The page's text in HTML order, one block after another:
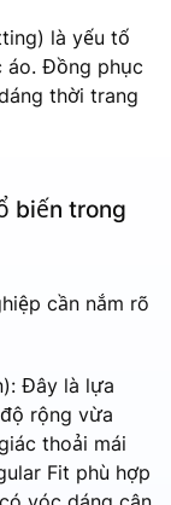
là yếu tố
áo. Đồng phục
thời trang
biến trong
cần nắm rõ
Đây là lựa
rộng vừa
thoải mái
Fit phù hợp